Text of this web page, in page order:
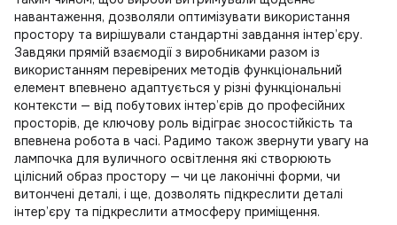
навантаження, дозволяли оптимізувати використання
простору та вирішували стандартні завдання інтер’єру.
Завдяки прямій взаємодії з виробниками разом із
використанням перевірених методів функціональний
елемент впевнено адаптується у різні функціональні
контексти — від побутових інтер’єрів до професійних
просторів, де ключову роль відіграє зносостійкість та
впевнена робота в часі. Радимо також звернути увагу на
лампочка для вуличного освітлення які створюють
цілісний образ простору — чи це лаконічні форми, чи
витончені деталі, і ще, дозволять підкреслити деталі
інтер’єру та підкреслити атмосферу приміщення.